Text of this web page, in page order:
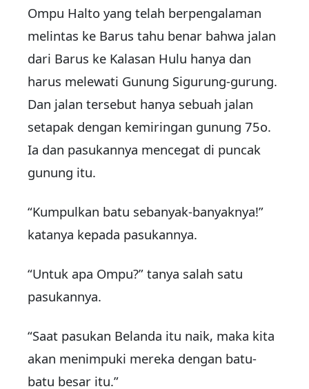
Ompu Halto yang telah berpengalaman
melintas ke Barus tahu benar bahwa jalan
dari Barus ke Kalasan Hulu hanya dan
harus melewati Gunung Sigurung-gurung.
Dan jalan tersebut hanya sebuah jalan
setapak dengan kemiringan gunung 75o.
Ia dan pasukannya mencegat di puncak
gunung itu.
“Kumpulkan batu sebanyak-banyaknya!”
katanya kepada pasukannya.
“Untuk apa Ompu?” tanya salah satu
pasukannya.
“Saat pasukan Belanda itu naik, maka kita
akan menimpuki mereka dengan batu-
batu besar itu.”